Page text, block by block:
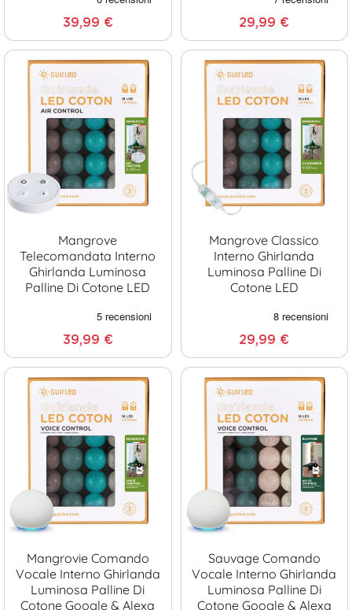
39,99 € 29,99 €
Mangrove
Telecomandata Interno
Ghirlanda Luminosa
Palline Di Cotone LED
39,99 €
Mangrove Classico
Interno Ghirlanda
Luminosa Palline Di
Cotone LED
29,99 €
Mangrovie Comando
Vocale Interno Ghirlanda
Luminosa Palline Di
Cotone Google & Alexa
Sauvage Comando
Vocale Interno Ghirlanda
Luminosa Palline Di
Cotone Google & Alexa